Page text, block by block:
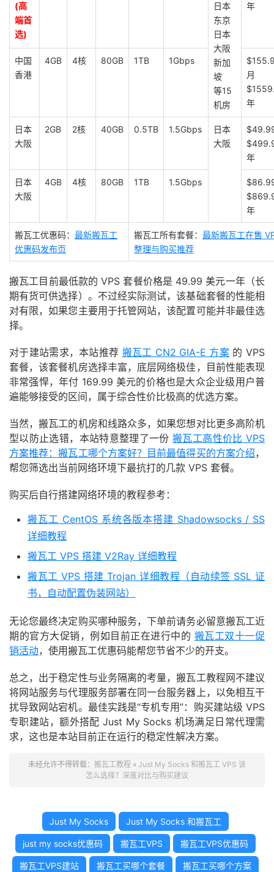
(高
端首
选)
日本
东京
日本
大阪
新加
坡
等15
机房
年
中国
香港
4GB 4核 80GB 1TB 1Gbps
月
年
日本
大阪
2GB 2核 40GB 0.5TB 1.5Gbps
日本
大阪
年
日本
大阪
4GB 4核 80GB 1TB 1.5Gbps
年
搬瓦工优惠码： 最新搬瓦工
优惠码发布页
搬瓦工所有套餐： 最新搬瓦工在售
整理与购买推荐
搬瓦工目前最低款的 VPS 套餐价格是 49.99 美元一年（长
期有货可供选择）。不过经实际测试，该基础套餐的性能相
对有限，如果您主要用于托管网站，该配置可能并非最佳选
择。
对于建站需求，本站推荐 搬瓦工 CN2 GIA-E 方案 的 VPS
套餐，该套餐机房选择丰富，底层网络极佳，目前性能表现
非常强悍，年付 169.99 美元的价格也是大众企业级用户普
遍能够接受的区间，属于综合性价比极高的优选方案。
当然，搬瓦工的机房和线路众多，如果您想对比更多高阶机
型以防止选错，本站特意整理了一份搬瓦工高性价比 VPS
方案推荐：搬瓦工哪个方案好？目前最值得买的方案介绍，
帮您筛选出当前网络环境下最抗打的几款 VPS 套餐。
购买后自行搭建网络环境的教程参考：
搬瓦工 CentOS 系统各版本搭建 Shadowsocks / SS
详细教程
搬瓦工 VPS 搭建 V2Ray 详细教程
搬瓦工 VPS 搭建 Trojan 详细教程（自动续签 SSL 证
书，自动配置伪装网站）
无论您最终决定购买哪种服务，下单前请务必留意搬瓦工近
期的官方大促销，例如目前正在进行中的 搬瓦工双十一促
销活动，使用搬瓦工优惠码能帮您节省不少的开支。
总之，出于稳定性与业务隔离的考量，搬瓦工教程网不建议
将网站服务与代理服务部署在同一台服务器上，以免相互干
扰导致网站宕机。最佳实践是“专机专用”：购买建站级 VPS
专职建站，额外搭配 Just My Socks 机场满足日常代理需
求，这也是本站目前正在运行的稳定性解决方案。
未经允许不得转载： 搬瓦工教程 » Just My Socks 和搬瓦工 VPS 该
怎么选择？深度对比与购买建议
Just My Socks Just My Socks 和搬瓦工
just my socks优惠码 搬瓦工VPS 搬瓦工VPS优惠码
搬瓦工VPS建站 搬瓦工买哪个套餐 搬瓦工买哪个方案